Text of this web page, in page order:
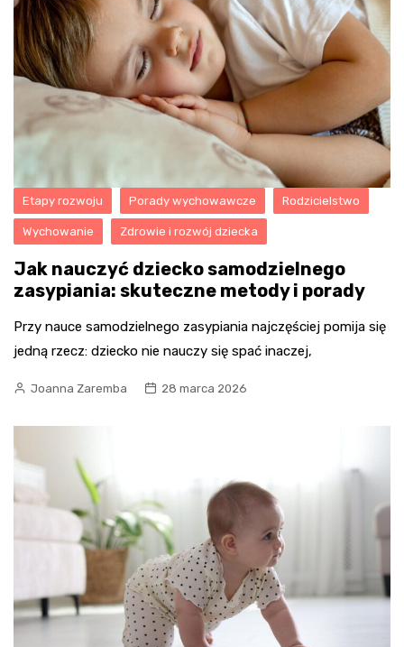
Etapy rozwoju Porady wychowawcze Rodzicielstwo
Wychowanie Zdrowie i rozwój dziecka
Jak nauczyć dziecko samodzielnego
zasypiania: skuteczne metody i porady
Przy nauce samodzielnego zasypiania najczęściej pomija się
jedną rzecz: dziecko nie nauczy się spać inaczej,
Joanna Zaremba 28 marca 2026